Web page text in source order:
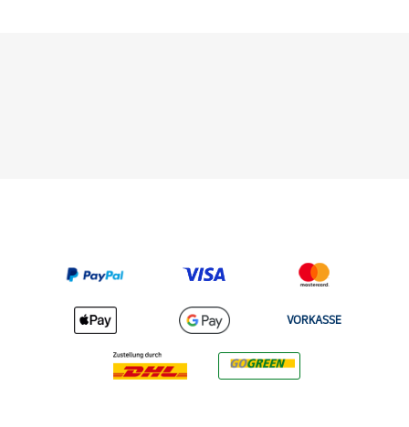
VORKASSE